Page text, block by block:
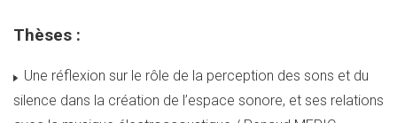
Thèses :
Une réflexion sur le rôle de la perception des sons et du
silence dans la création de l’espace sonore, et ses relations